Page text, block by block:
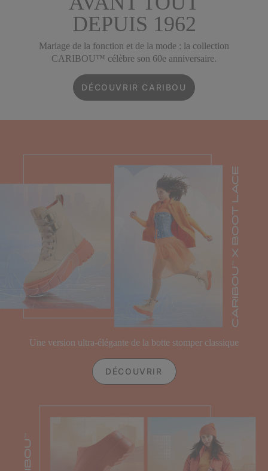
DEPUIS 1962
Mariage de la fonction et de la mode : la collection
CARIBOU™ célèbre son 60e anniversaire.
DÉCOUVRIR CARIBOU
Une version ultra-élégante de la botte stomper classique
DÉCOUVRIR